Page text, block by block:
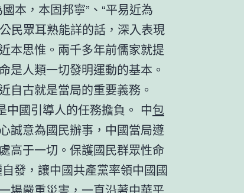
本，本固邦寧”、“平易近為
民眾耳熟能詳的話，深入表現
本思惟。兩千多年前儒家就提
是人類一切發明運動的基本。
自古就是當局的重要義務。
中國引導人的任務擔負。 中包
心誠意為國民辦事，中國當局遵
高于一切。保護國民群眾性命
發，讓中國共產黨率領中國國